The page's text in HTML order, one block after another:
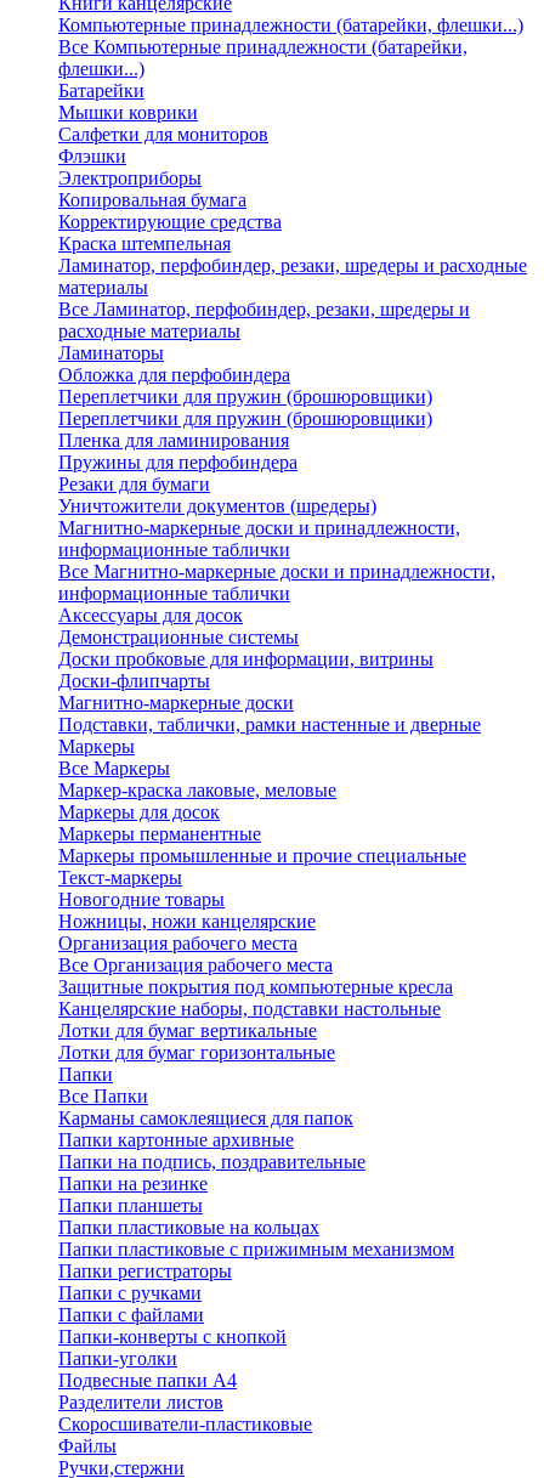
Компьютерные принадлежности (батарейки, флешки...)
Все Компьютерные принадлежности (батарейки,
флешки...)
Батарейки
Мышки коврики
Салфетки для мониторов
Флэшки
Электроприборы
Копировальная бумага
Корректирующие средства
Краска штемпельная
Ламинатор, перфобиндер, резаки, шредеры и расходные
материалы
Все Ламинатор, перфобиндер, резаки, шредеры и
расходные материалы
Ламинаторы
Обложка для перфобиндера
Переплетчики для пружин (брошюровщики)
Переплетчики для пружин (брошюровщики)
Пленка для ламинирования
Пружины для перфобиндера
Резаки для бумаги
Уничтожители документов (шредеры)
Магнитно-маркерные доски и принадлежности,
информационные таблички
Все Магнитно-маркерные доски и принадлежности,
информационные таблички
Аксессуары для досок
Демонстрационные системы
Доски пробковые для информации, витрины
Доски-флипчарты
Магнитно-маркерные доски
Подставки, таблички, рамки настенные и дверные
Маркеры
Все Маркеры
Маркер-краска лаковые, меловые
Маркеры для досок
Маркеры перманентные
Маркеры промышленные и прочие специальные
Текст-маркеры
Новогодние товары
Ножницы, ножи канцелярские
Организация рабочего места
Все Организация рабочего места
Защитные покрытия под компьютерные кресла
Канцелярские наборы, подставки настольные
Лотки для бумаг вертикальные
Лотки для бумаг горизонтальные
Папки
Все Папки
Карманы самоклеящиеся для папок
Папки картонные архивные
Папки на подпись, поздравительные
Папки на резинке
Папки планшеты
Папки пластиковые на кольцах
Папки пластиковые с прижимным механизмом
Папки регистраторы
Папки с ручками
Папки с файлами
Папки-конверты с кнопкой
Папки-уголки
Подвесные папки А4
Разделители листов
Скоросшиватели-пластиковые
Файлы
Ручки,стержни